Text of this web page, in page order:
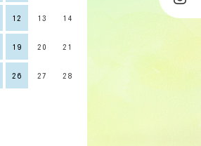
12 13 14
19 20 21
26 27 28